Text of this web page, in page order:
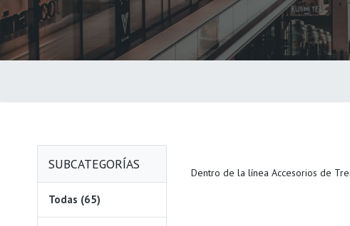
SUBCATEGORÍAS
Todas (65)
Dentro de la línea Accesorios de